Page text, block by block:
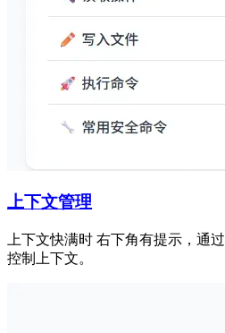
上下文管理
上下文快满时 右下角有提示，通过
控制上下文。